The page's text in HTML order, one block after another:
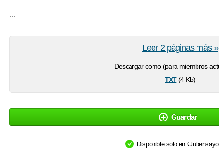
...
Descargar como (para miembros
txt(4 Kb)
Leer 2 páginas más »
Guardar
Disponible sólo en